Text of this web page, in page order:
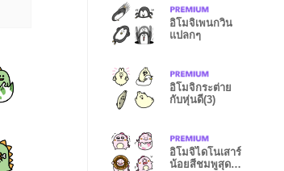
อิโมจิเพนกวิน
แปลกๆ
อิโมจิกระต่าย
กับหุ่นดี(3)
อิโมจิไดโนเสาร์
น้อยสีชมพูสุดน่า